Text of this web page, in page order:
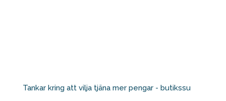
Tankar kring att vilja tjäna mer pengar - butikssu